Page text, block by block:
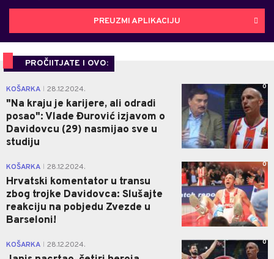
PREUZMI APLIKACIJU
PROČIITJATE I OVO:
KOŠARKA 28.12.2024.
"Na kraju je karijere, ali odradi
posao": Vlade Đurović izjavom o
Davidovcu (29) nasmijao sve u
studiju
0
KOŠARKA 28.12.2024.
Hrvatski komentator u transu
zbog trojke Davidovca: Slušajte
reakciju na pobjedu Zvezde u
Barseloni!
0
KOŠARKA 28.12.2024. 0